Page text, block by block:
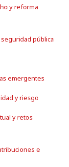
y reforma
pública
emergentes
y riesgo
y retos
e